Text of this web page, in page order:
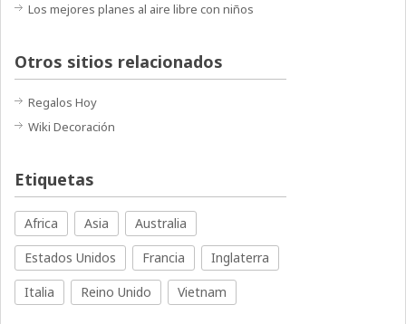
Los mejores planes al aire libre con niños
Otros sitios relacionados
Regalos Hoy
Wiki Decoración
Etiquetas
Africa Asia
Australia
Estados Unidos
Francia
Inglaterra
Italia
Reino Unido Vietnam